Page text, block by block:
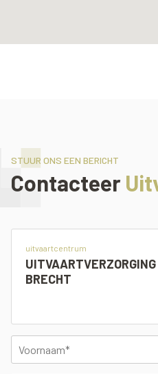
STUUR ONS EEN BERICHT
Contacteer
uitvaartcentrum
BRECHT